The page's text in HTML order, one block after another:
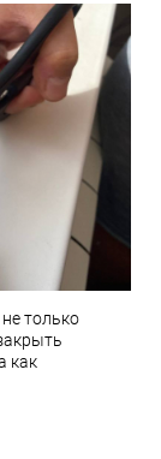
только
как